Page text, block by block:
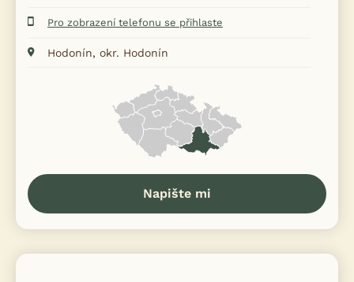
Pro zobrazení telefonu se přihlaste
Hodonín, okr. Hodonín
Napište mi